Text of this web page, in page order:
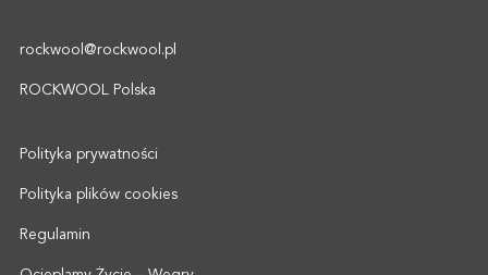
rockwool@rockwool.pl
ROCKWOOL Polska
Polityka prywatności
Polityka plików cookies
Regulamin